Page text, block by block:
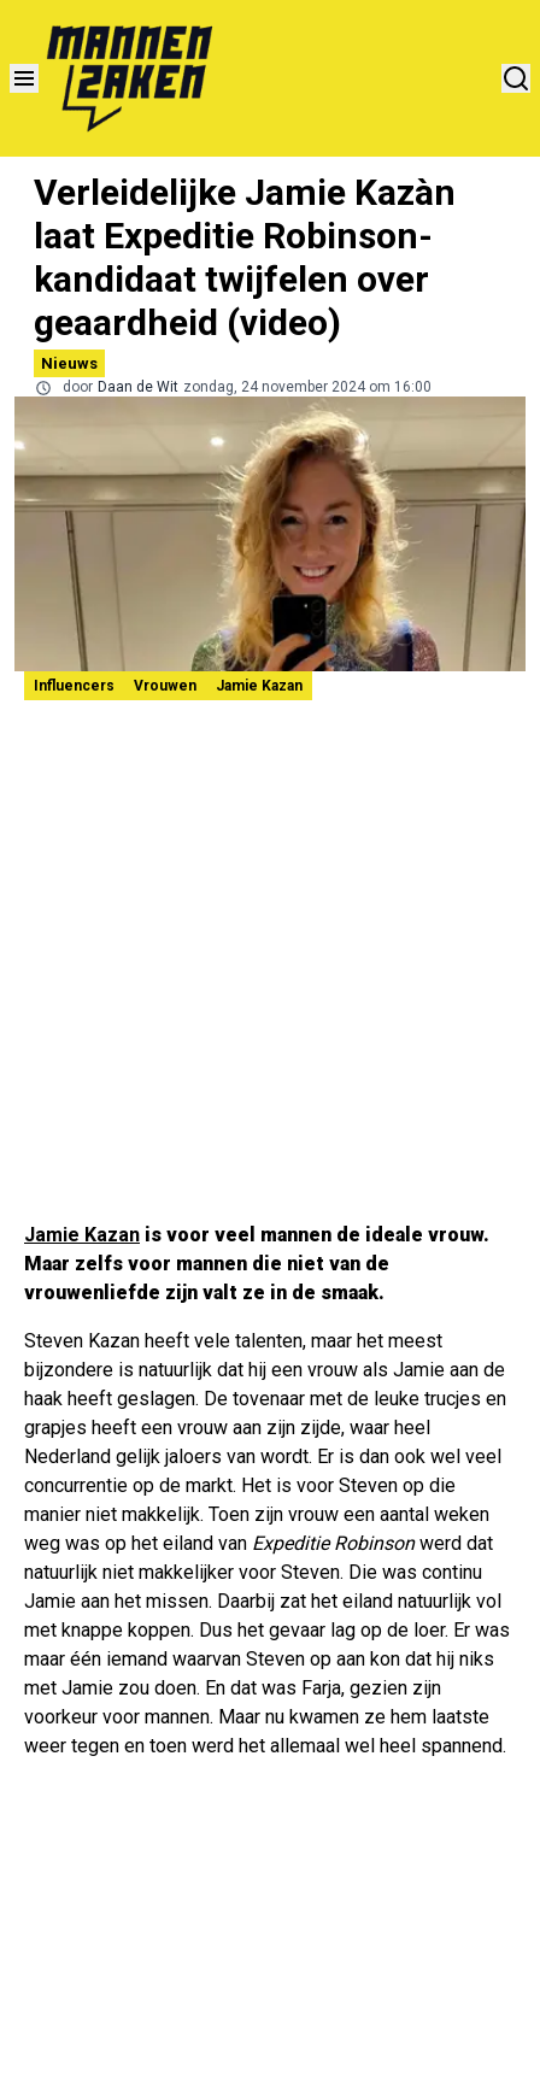
Verleidelijke Jamie Kazàn
laat Expeditie Robinson-
kandidaat twijfelen over
geaardheid (video)
Nieuws
door Daan de Wit zondag, 24 november 2024 om 16:00
Influencers Vrouwen Jamie Kazan
Jamie Kazan is voor veel mannen de ideale vrouw.
Maar zelfs voor mannen die niet van de
vrouwenliefde zijn valt ze in de smaak.
Steven Kazan heeft vele talenten, maar het meest
bijzondere is natuurlijk dat hij een vrouw als Jamie aan de
haak heeft geslagen. De tovenaar met de leuke trucjes en
grapjes heeft een vrouw aan zijn zijde, waar heel
Nederland gelijk jaloers van wordt. Er is dan ook wel veel
concurrentie op de markt. Het is voor Steven op die
manier niet makkelijk. Toen zijn vrouw een aantal weken
weg was op het eiland van Expeditie Robinsonwerd dat
natuurlijk niet makkelijker voor Steven. Die was continu
Jamie aan het missen. Daarbij zat het eiland natuurlijk vol
met knappe koppen. Dus het gevaar lag op de loer. Er was
maar één iemand waarvan Steven op aan kon dat hij niks
met Jamie zou doen. En dat was Farja, gezien zijn
voorkeur voor mannen. Maar nu kwamen ze hem laatste
weer tegen en toen werd het allemaal wel heel spannend.